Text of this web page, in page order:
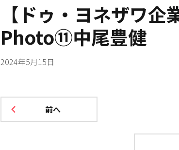
【ドゥ・ヨネザワ
Photo⑪中尾豊健
2024年5月15日
前へ